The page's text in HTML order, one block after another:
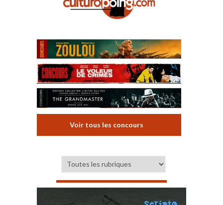
Voir tous les concours